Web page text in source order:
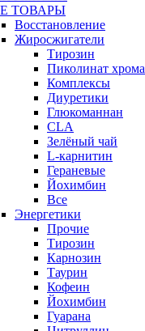
ТОВАРЫ
Восстановление
Жиросжигатели
Тирозин
Пиколинат хрома
Комплексы
Диуретики
Глюкоманнан
CLA
Зелёный чай
L-карнитин
Гераневые
Йохимбин
Все
Энергетики
Прочие
Тирозин
Карнозин
Таурин
Кофеин
Йохимбин
Гуарана